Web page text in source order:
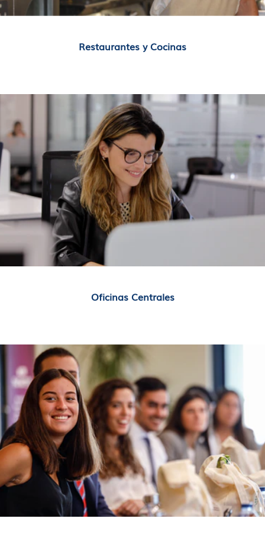
Restaurantes y Cocinas
Oficinas Centrales